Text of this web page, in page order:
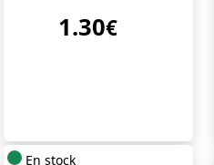
1.30€
En stock